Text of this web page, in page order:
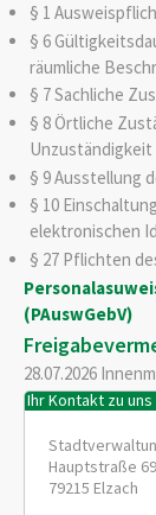
§ 1
§ 6
räumliche
§ 7 Sachliche
§ 8 Örtliche
Unzuständigkeit
§ 9 Ausstellung
§ 10
elektronischen
§ 27 Pflichten
(PAuswGebV)
28.07.2026
Ihr Kontakt zu uns
Hauptstraße 69
79215 Elzach